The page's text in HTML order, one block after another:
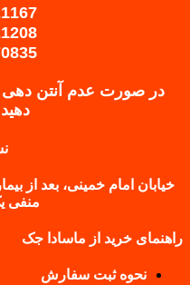
در صورت عدم آنتن دهی
خیابان امام خمینی، بعد از
منفی
راهنمای خرید از ماسادا جک
نحوه ثبت سفارش